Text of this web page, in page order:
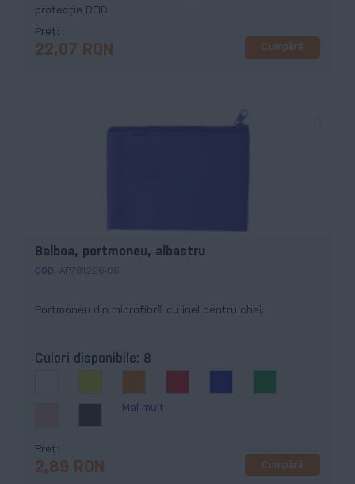
protecție RFID.
Preț
22,07 RON Cumpără
Balboa, portmoneu, albastru
COD: AP781226-06
Portmoneu din microfibră cu inel pentru chei.
Culori disponibile: 8
Mai mult
Preț
2,89 RON Cumpără